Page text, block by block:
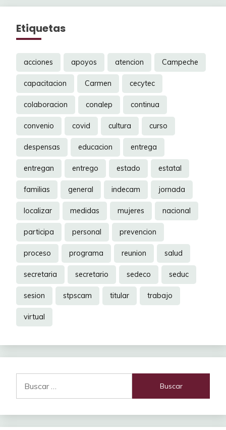
Etiquetas
acciones apoyos atencion Campeche
capacitacion Carmen cecytec
colaboracion conalep continua
convenio covid cultura curso
despensas educacion entrega
entregan entrego estado estatal
familias general indecam jornada
localizar medidas mujeres nacional
participa personal prevencion
proceso programa reunion salud
secretaria secretario sedeco seduc
sesion stpscam titular trabajo
virtual